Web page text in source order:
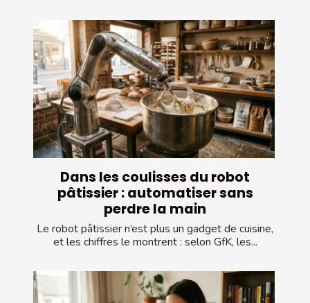
Dans les coulisses du robot
pâtissier : automatiser sans
perdre la main
Le robot pâtissier n’est plus un gadget de cuisine,
et les chiffres le montrent : selon GfK, les...